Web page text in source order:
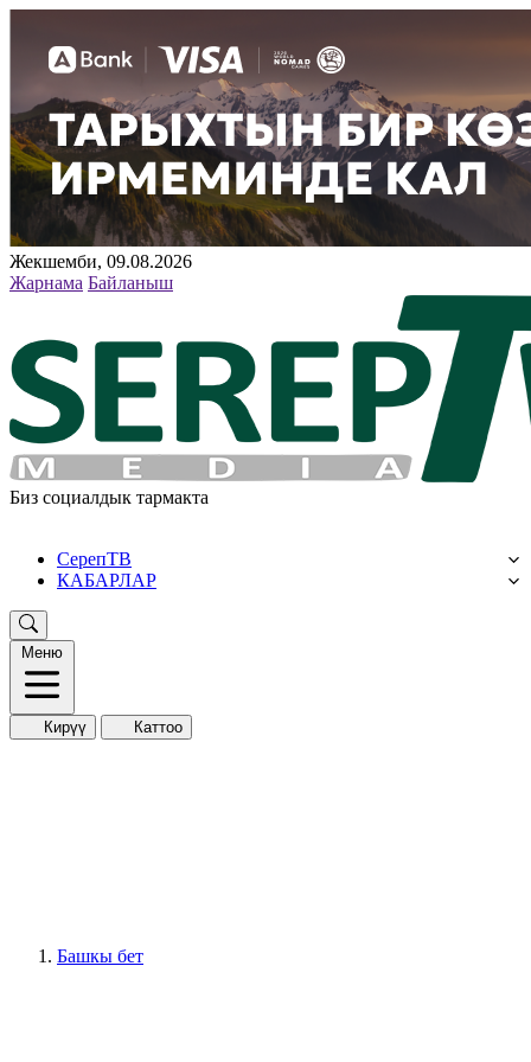
Жекшемби, 09.08.2026
Жарнама Байланыш
Биз социалдык тармакта
СерепТВ
КАБАРЛАР
Меню
Кирүү Каттоо
Башкы бет